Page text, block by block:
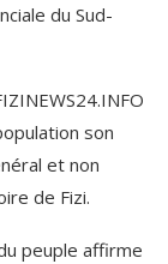
du Sud-
son
et non
de Fizi.
peuple affirme